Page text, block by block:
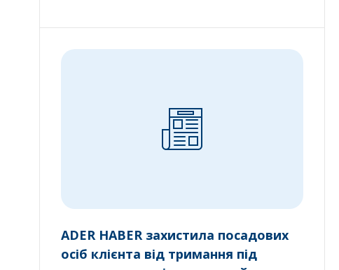
ADER HABER захистила посадових
осіб клієнта від тримання під